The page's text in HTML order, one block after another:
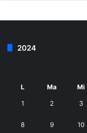
2024
L Ma Mi
1 2 3
8 9 10